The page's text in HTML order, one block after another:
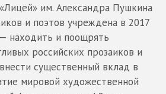
им. Александра Пушкина
и поэтов учреждена в 2017
находить и поощрять
российских прозаиков и
существенный вклад в
мировой художественной